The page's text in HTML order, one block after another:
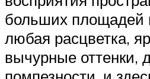
больших площадей
любая расцветка,
вычурные оттенки,